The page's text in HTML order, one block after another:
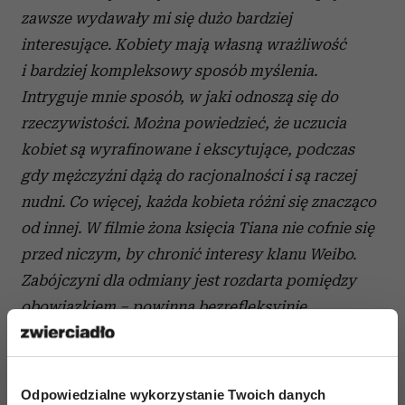
Odpowiedzialne wykorzystanie Twoich danych
zawsze wydawały mi się dużo bardziej
interesujące. Kobiety mają własną wrażliwość
i bardziej kompleksowy sposób myślenia.
Intryguje mnie sposób, w jaki odnoszą się do
rzeczywistości. Można powiedzieć, że uczucia
kobiet są wyrafinowane i ekscytujące, podczas
gdy mężczyźni dążą do racjonalności i są raczej
nudni. Co więcej, każda kobieta różni się znacząco
od innej. W filmie żona księcia Tiana nie cofnie się
przed niczym, by chronić interesy klanu Weibo.
Zabójczyni dla odmiany jest rozdarta pomiędzy
obowiązkiem – powinna bezrefleksyjnie
wykonywać rozkazy – a uczuciem, które żywi dla
mężczyzny, którego ma zabić. Niezależne,
zdeterminowane, samotne – to trzy podstawowe